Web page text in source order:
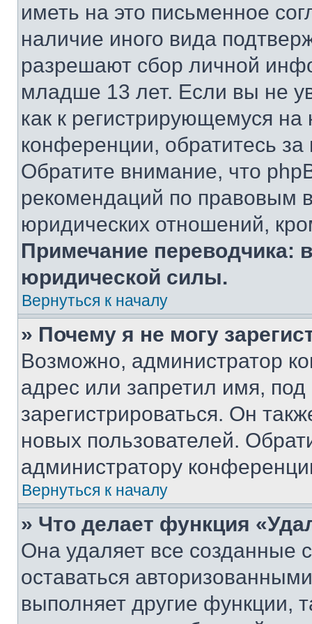
иметь на это письменное
наличие иного вида
разрешают сбор личной
младше 13 лет. Если вы не
как к регистрирующемуся
конференции, обратитесь
Обратите внимание, что
рекомендаций по правовым
юридических отношений,
Примечание переводчика:
юридической силы.
Вернуться к началу
» Почему я не могу
Возможно, администратор
адрес или запретил имя,
зарегистрироваться. Он
новых пользователей.
администратору
Вернуться к началу
» Что делает функция
Она удаляет все созданные
оставаться
выполняет другие функции,